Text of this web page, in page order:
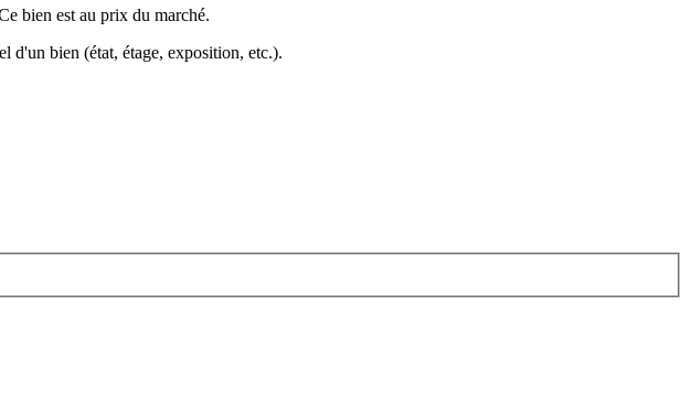
bien est au prix du marché.
d'un bien (état, étage, exposition, etc.).